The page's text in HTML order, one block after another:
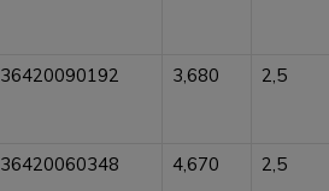
36420090192 3,680 2,5
36420060348 4,670 2,5